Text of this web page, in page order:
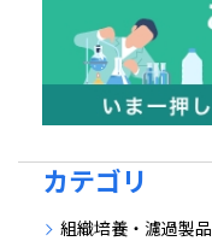
カテゴリ
組織培養・濾過製品